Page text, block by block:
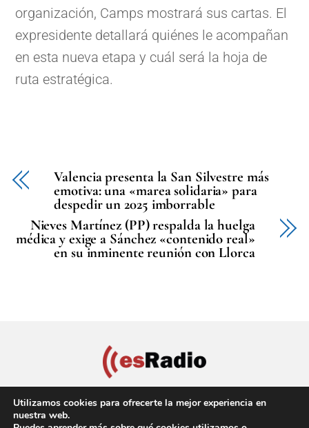
organización, Camps mostrará sus cartas. El
expresidente detallará quiénes le acompañan
en esta nueva etapa y cuál será la hoja de
ruta estratégica.
Valencia presenta la San Silvestre más
emotiva: una «marea solidaria» para
despedir un 2025 imborrable
Nieves Martínez (PP) respalda la huelga
médica y exige a Sánchez «contenido real»
en su inminente reunión con Llorca
Utilizamos cookies para ofrecerte la mejor experiencia en
nuestra web.